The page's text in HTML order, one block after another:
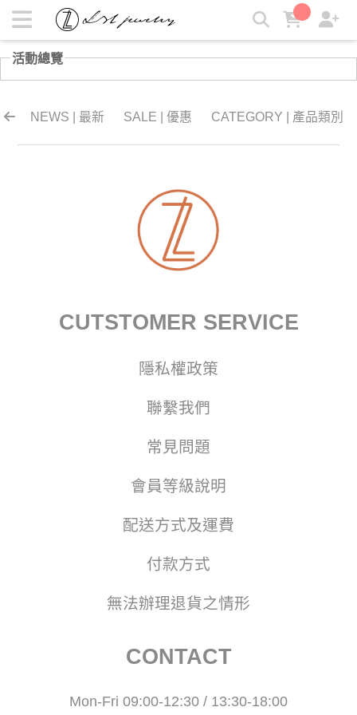
盛夏日常☀️2件92折、3件88折 | LZL Jewelry 輕珠寶飾品
活動總覽
NEWS | 最新 SALE | 優惠 CATEGORY | 產品類別
CUTSTOMER SERVICE
隱私權政策
聯繫我們
常見問題
會員等級說明
配送方式及運費
付款方式
無法辦理退貨之情形
CONTACT
Mon-Fri 09:00-12:30 / 13:30-18:00